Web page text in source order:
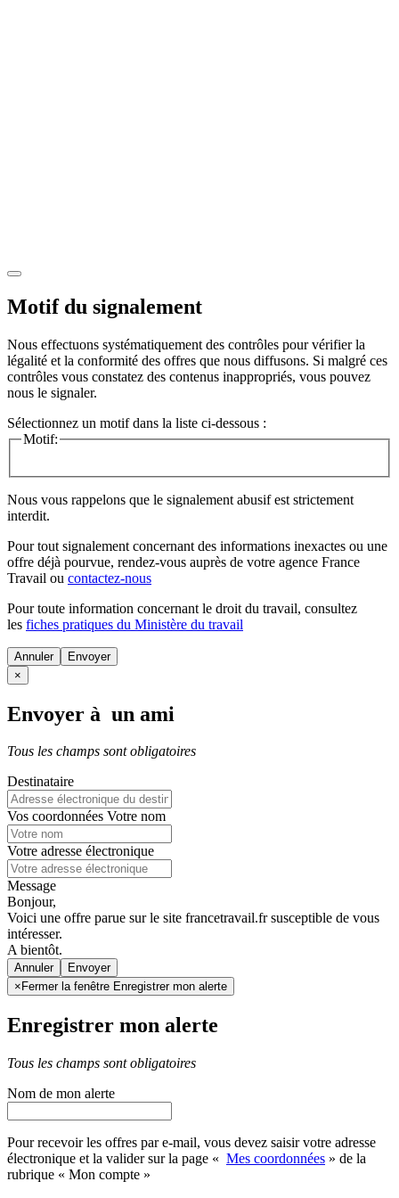
Motif du signalement
Nous effectuons systématiquement des contrôles pour vérifier la
légalité et la conformité des offres que nous diffusons. Si malgré ces
contrôles vous constatez des contenus inappropriés, vous pouvez
nous le signaler.
Sélectionnez un motif dans la liste ci-dessous :
Motif:
Nous vous rappelons que le signalement abusif est strictement
interdit.
Pour tout signalement concernant des informations inexactes ou une
offre déjà pourvue, rendez-vous auprès de votre agence France
Travail ou contactez-nous
Pour toute information concernant le droit du travail, consultez
les fiches pratiques du Ministère du travail
Annuler
×
Envoyer à un ami
Tous les champs sont obligatoires
Destinataire
Vos coordonnées Votre nom
Votre adresse électronique
Message
Bonjour,
Voici une offre parue sur le site francetravail.fr susceptible de vous
intéresser.
A bientôt.
Annuler
× Fermer la fenêtre Enregistrer mon alerte
Enregistrer mon alerte
Tous les champs sont obligatoires
Nom de mon alerte
Pour recevoir les offres par e-mail, vous devez saisir votre adresse
électronique et la valider sur la page « Mes coordonnées » de la
rubrique « Mon compte »